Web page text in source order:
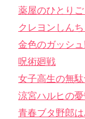
薬屋のひとりご
クレヨンしん
金色のガッシュ
呪術廻戦
女子高生の無
涼宮ハルヒの
青春ブタ野郎